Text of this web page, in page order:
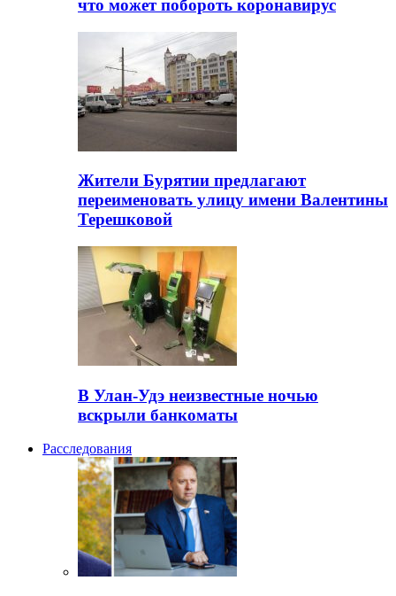
что может побороть коронавирус
Жители Бурятии предлагают
переименовать улицу имени Валентины
Терешковой
В Улан-Удэ неизвестные ночью
вскрыли банкоматы
Расследования